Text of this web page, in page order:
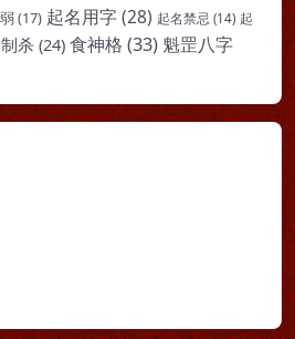
(17) 起名用字(28) 起名禁忌 (14) 起
杀 (24) 食神格 (33) 魁罡八字